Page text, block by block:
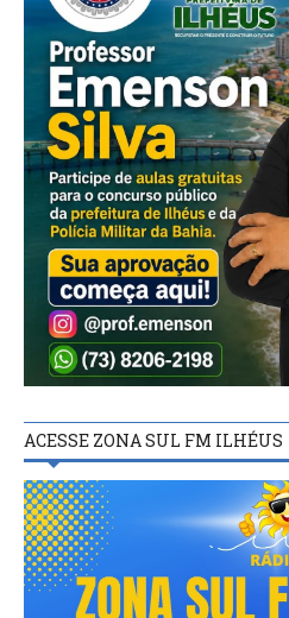
ACESSE ZONA SUL FM ILHÉUS